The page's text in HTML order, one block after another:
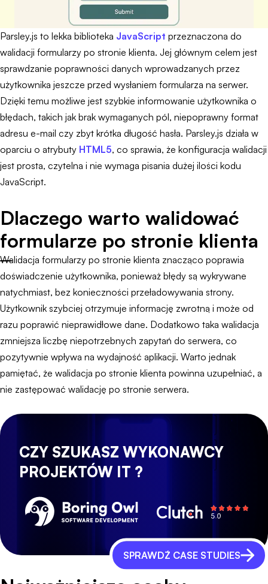
Parsley.js to lekka biblioteka JavaScript przeznaczona do
walidacji formularzy po stronie klienta. Jej głównym celem jest
sprawdzanie poprawności danych wprowadzanych przez
użytkownika jeszcze przed wysłaniem formularza na serwer.
Dzięki temu możliwe jest szybkie informowanie użytkownika o
błędach, takich jak brak wymaganych pól, niepoprawny format
adresu e-mail czy zbyt krótka długość hasła. Parsley.js działa w
oparciu o atrybuty HTML5, co sprawia, że konfiguracja walidacji
jest prosta, czytelna i nie wymaga pisania dużej ilości kodu
JavaScript.
Dlaczego warto walidować
formularze po stronie klienta
Walidacja formularzy po stronie klienta znacząco poprawia
doświadczenie użytkownika, ponieważ błędy są wykrywane
natychmiast, bez konieczności przeładowywania strony.
Użytkownik szybciej otrzymuje informację zwrotną i może od
razu poprawić nieprawidłowe dane. Dodatkowo taka walidacja
zmniejsza liczbę niepotrzebnych zapytań do serwera, co
pozytywnie wpływa na wydajność aplikacji. Warto jednak
pamiętać, że walidacja po stronie klienta powinna uzupełniać, a
nie zastępować walidację po stronie serwera.
CZY SZUKASZ WYKONAWCY
PROJEKTÓW IT ?
SPRAWDŹ CASE STUDIES